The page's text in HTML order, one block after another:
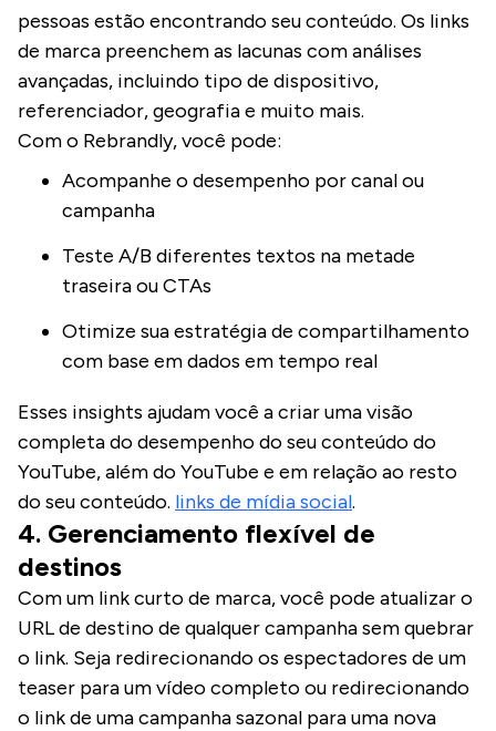
pessoas estão encontrando seu conteúdo. Os links
de marca preenchem as lacunas com análises
avançadas, incluindo tipo de dispositivo,
referenciador, geografia e muito mais.
Com o Rebrandly, você pode:
Acompanhe o desempenho por canal ou
campanha
Teste A/B diferentes textos na metade
traseira ou CTAs
Otimize sua estratégia de compartilhamento
com base em dados em tempo real
Esses insights ajudam você a criar uma visão
completa do desempenho do seu conteúdo do
YouTube, além do YouTube e em relação ao resto
do seu conteúdo. links de mídia social.
4. Gerenciamento flexível de
destinos
Com um link curto de marca, você pode atualizar o
URL de destino de qualquer campanha sem quebrar
o link. Seja redirecionando os espectadores de um
teaser para um vídeo completo ou redirecionando
o link de uma campanha sazonal para uma nova